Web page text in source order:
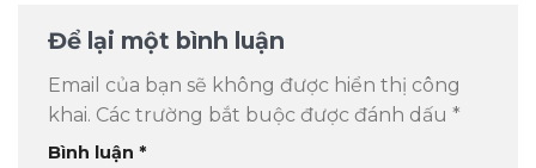
Để lại một bình luận
Email của bạn sẽ không được hiển thị công
khai. Các trường bắt buộc được đánh dấu *
Bình luận *